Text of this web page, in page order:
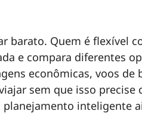
barato. Quem é flexível
e compara diferentes
econômicas, voos
sem que isso precise
inteligente